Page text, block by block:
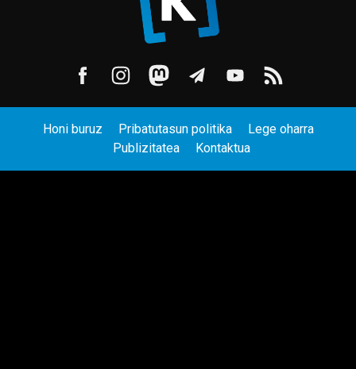
Honi buruz Pribatutasun politika
Lege oharra
Publizitatea
Kontaktua